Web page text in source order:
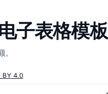
子表格模板
BY 4.0